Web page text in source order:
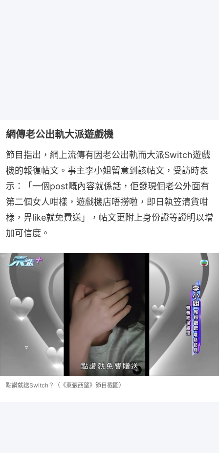
網傳老公出軌大派遊戲機
節目指出，網上流傳有因老公出軌而大派Switch遊戲
機的報復帖文。事主李小姐留意到該帖文，受訪時表
示：「一個post嘅內容就係話，佢發現個老公外面有
第二個女人咁樣，遊戲機店唔撈啦，即日執笠清貨咁
樣，畀like就免費送」，帖文更附上身份證等證明以增
加可信度。
點讚就送Switch？（《東張西望》節目截圖）